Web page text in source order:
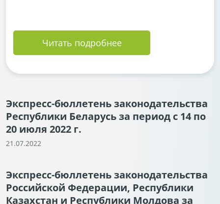
Читать подробнее
Экспресс-бюллетень законодательства
Республики Беларусь за период с 14 по
20 июля 2022 г.
21.07.2022
Экспресс-бюллетень законодательства
Российской Федерации, Республики
Казахстан и Республики Молдова за